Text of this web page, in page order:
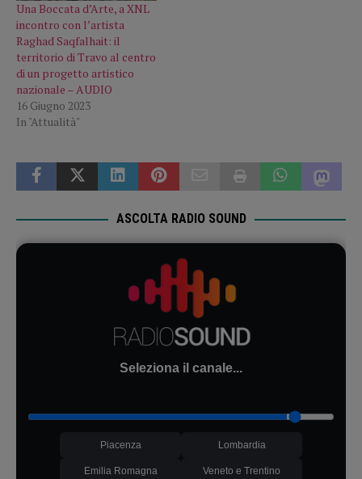
Una Boccata d’Arte, a XNL
incontro con l’artista
Raghad Saqfalhait: il
territorio di Travo al centro
di un progetto artistico
nazionale – AUDIO
16 Giugno 2023
In "Attualità"
ASCOLTA RADIO SOUND
Seleziona il canale...
Piacenza Lombardia
Emilia Romagna Veneto e Trentino